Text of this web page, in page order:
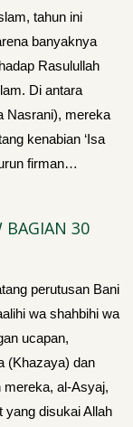
tahun ini
banyaknya
Rasulullah
Di antara
Nasrani), mereka
kenabian ‘Isa
firman…
BAGIAN 30
perutusan Bani
wa shahbihi wa
ucapan,
(Khazaya) dan
me­reka, al-Asyaj,
yang disukai Allah